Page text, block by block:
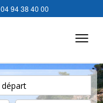
04 94 38 40 00